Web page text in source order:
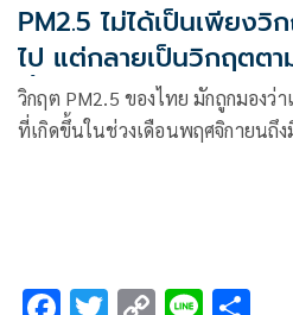
PM2.5 ไม่ได้เป็นเพียง
ไป แต่กลายเป็นวิกฤตตา
เรื้อรัง
วิกฤต PM2.5 ของไทย มักถูกมอง
ที่เกิดขึ้นในช่วงเดือนพฤศจิกายนถึ